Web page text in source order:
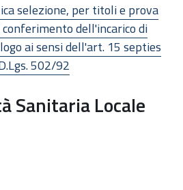
selezione, per titoli e prova
dell'incarico di
ai sensi dell'art. 15 septies
502/92
Sanitaria Locale